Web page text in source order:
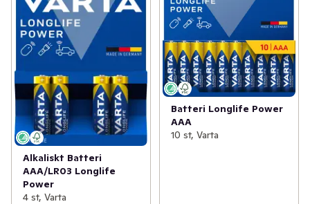
Alkaliskt Batteri
AAA/LR03 Longlife
Power
4 st, Varta
Batteri Longlife Power
AAA
10 st, Varta